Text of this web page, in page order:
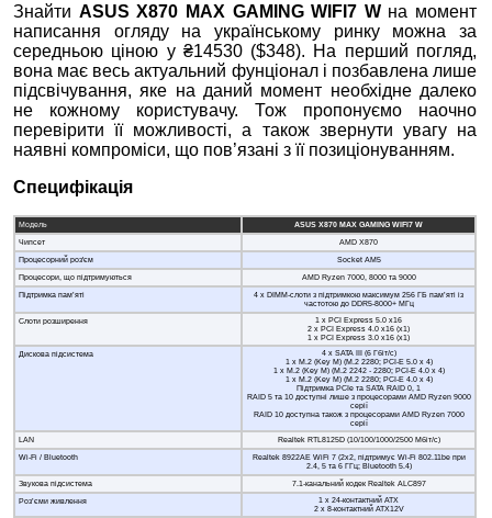
Знайти ASUS X870 MAX GAMING WIFI7 Wна момент
написання огляду на українському ринку можна за
середньою ціною у ₴14530 ($348). На перший погляд,
вона має весь актуальний фунціонал і позбавлена лише
підсвічування, яке на даний момент необхідне далеко
не кожному користувачу. Тож пропонуємо наочно
перевірити її можливості, а також звернути увагу на
наявні компроміси, що пов’язані з її позиціонуванням.
Специфікація
Модель
ASUS X870 MAX GAMING WIFI7 W
Чипсет
AMD X870
Процесорний роз'єм
Socket AM5
Процесори, що підтримуються
AMD Ryzen 7000, 8000 та 9000
Підтримка пам’яті
4 x DIMM-слоти з підтримкою максимум 256 ГБ пам’яті із
частотою до DDR5-8000+ МГц
Слоти розширення
1 x PCI Express 5.0 x16
2 x PCI Express 4.0 x16 (x1)
1 x PCI Express 3.0 x16 (x1)
Дискова підсистема
4 x SATA III (6 Гбіт/с)
1 x M.2 (Key M) (M.2 2280; PCI-E 5.0 x 4)
1 x M.2 (Key M) (M.2 2242 - 2280; PCI-E 4.0 x 4)
1 x M.2 (Key M) (M.2 2280; PCI-E 4.0 x 4)
Підтримка PCIe та SATA RAID 0, 1
RAID 5 та 10 доступні лише з процесорами AMD Ryzen 9000
серії
RAID 10 доступна також з процесорами AMD Ryzen 7000
серії
LAN
Realtek RTL8125D (10/100/1000/2500 Мбіт/с)
Wi-Fi / Bluetooth
Realtek 8922AE WiFi 7 (2х2, підтримує Wi-Fi 802.11be при
2.4, 5 та 6 ГГц; Bluetooth 5.4)
Звукова підсистема
7.1-канальний кодек Realtek ALC897
Роз’єми живлення
1 х 24-контактний ATX
2 x 8-контактний ATX12V